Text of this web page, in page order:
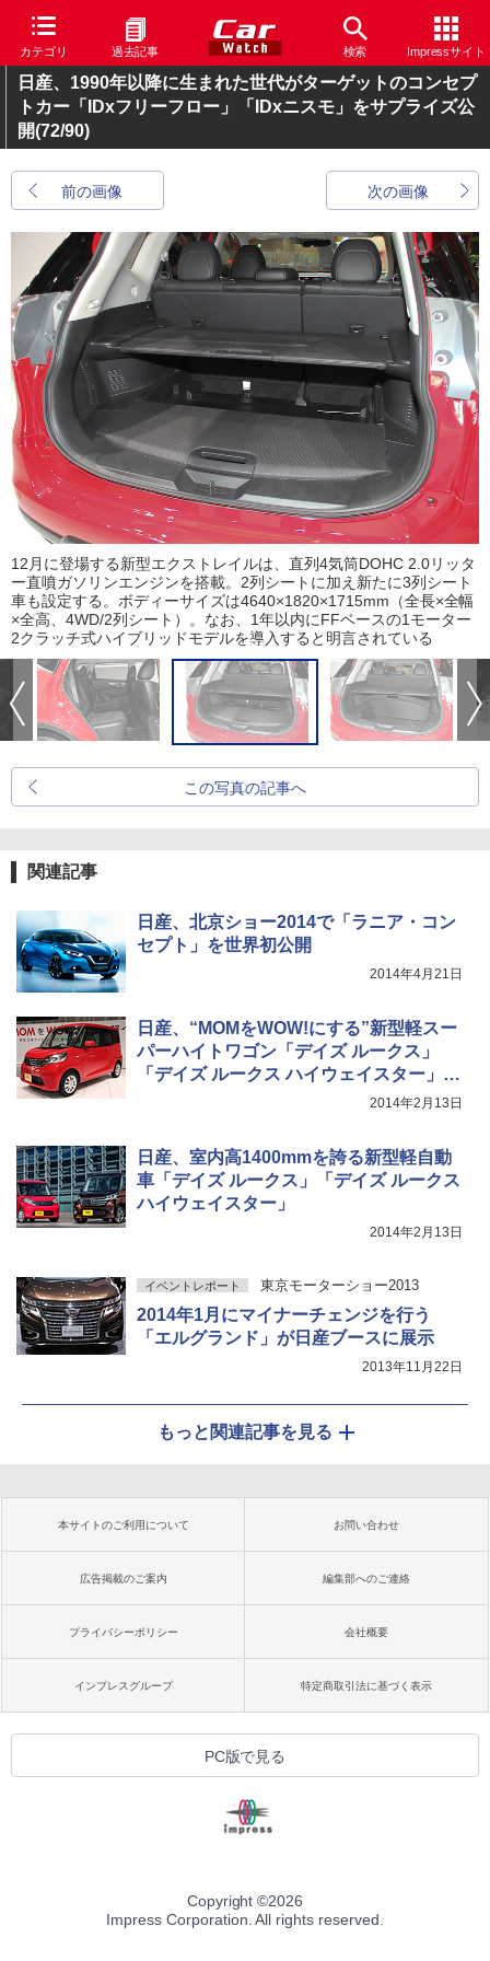
カテゴリ 過去記事 検索 Impressサイト
日産、1990年以降に生まれた世代がターゲットのコンセプ
トカー「IDxフリーフロー」「IDxニスモ」をサプライズ公
開(72/90)
前の画像 次の画像
12月に登場する新型エクストレイルは、直列4気筒DOHC 2.0リッタ
ー直噴ガソリンエンジンを搭載。2列シートに加え新たに3列シート
車も設定する。ボディーサイズは4640×1820×1715mm（全長×全幅
×全高、4WD/2列シート）。なお、1年以内にFFベースの1モーター
2クラッチ式ハイブリッドモデルを導入すると明言されている
この写真の記事へ
関連記事
日産、北京ショー2014で「ラニア・コン
セプト」を世界初公開
2014年4月21日
日産、“MOMをWOW!にする”新型軽スー
パーハイトワゴン「デイズ ルークス」
「デイズ ルークス ハイウェイスター」発
2014年2月13日
日産、室内高1400mmを誇る新型軽自動
車「デイズ ルークス」「デイズ ルークス
ハイウェイスター」
2014年2月13日
イベントレポート 東京モーターショー2013
2014年1月にマイナーチェンジを行う
「エルグランド」が日産ブースに展示
2013年11月22日
もっと関連記事を見る
本サイトのご利用について お問い合わせ
広告掲載のご案内 編集部へのご連絡
プライバシーポリシー 会社概要
インプレスグループ 特定商取引法に基づく表示
PC版で見る
Copyright ©2026
Impress Corporation. All rights reserved.